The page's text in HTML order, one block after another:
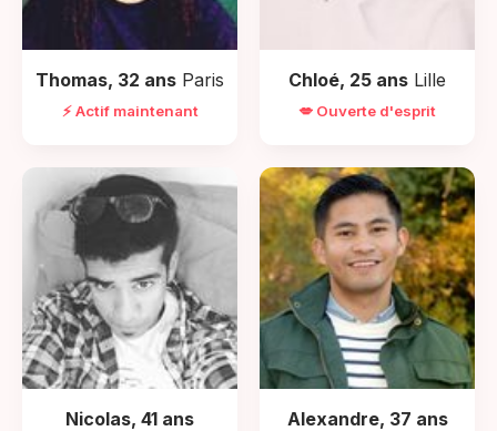
Thomas, 32 ans Paris
⚡ Actif maintenant
Chloé, 25 ans Lille
💋 Ouverte d'esprit
Nicolas, 41 ans
Alexandre, 37 ans